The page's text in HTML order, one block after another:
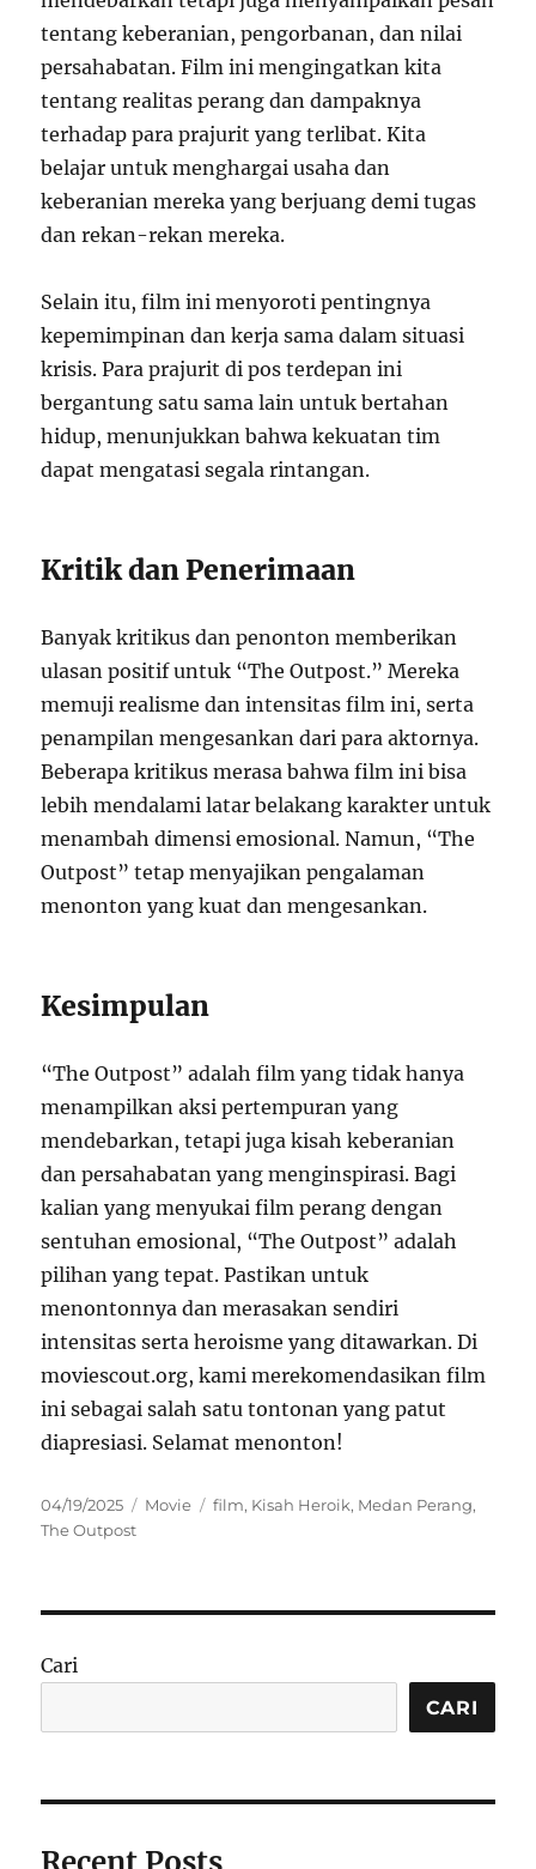
tentang keberanian, pengorbanan, dan nilai
persahabatan. Film ini mengingatkan kita
tentang realitas perang dan dampaknya
terhadap para prajurit yang terlibat. Kita
belajar untuk menghargai usaha dan
keberanian mereka yang berjuang demi tugas
dan rekan-rekan mereka.
Selain itu, film ini menyoroti pentingnya
kepemimpinan dan kerja sama dalam situasi
krisis. Para prajurit di pos terdepan ini
bergantung satu sama lain untuk bertahan
hidup, menunjukkan bahwa kekuatan tim
dapat mengatasi segala rintangan.
Kritik dan Penerimaan
Banyak kritikus dan penonton memberikan
ulasan positif untuk “The Outpost.” Mereka
memuji realisme dan intensitas film ini, serta
penampilan mengesankan dari para aktornya.
Beberapa kritikus merasa bahwa film ini bisa
lebih mendalami latar belakang karakter untuk
menambah dimensi emosional. Namun, “The
Outpost” tetap menyajikan pengalaman
menonton yang kuat dan mengesankan.
Kesimpulan
“The Outpost” adalah film yang tidak hanya
menampilkan aksi pertempuran yang
mendebarkan, tetapi juga kisah keberanian
dan persahabatan yang menginspirasi. Bagi
kalian yang menyukai film perang dengan
sentuhan emosional, “The Outpost” adalah
pilihan yang tepat. Pastikan untuk
menontonnya dan merasakan sendiri
intensitas serta heroisme yang ditawarkan. Di
moviescout.org, kami merekomendasikan film
ini sebagai salah satu tontonan yang patut
diapresiasi. Selamat menonton!
Posted
on
04/19/2025 Categories
Movie Tags
film, Kisah Heroik, Medan Perang,
The Outpost
Cari
CARI